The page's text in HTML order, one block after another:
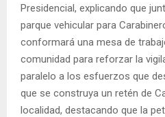
Presidencial, explicando que
parque vehicular para
conformará una mesa de
comunidad para reforzar la
paralelo a los esfuerzos que
que se construya un retén de
localidad, destacando que la